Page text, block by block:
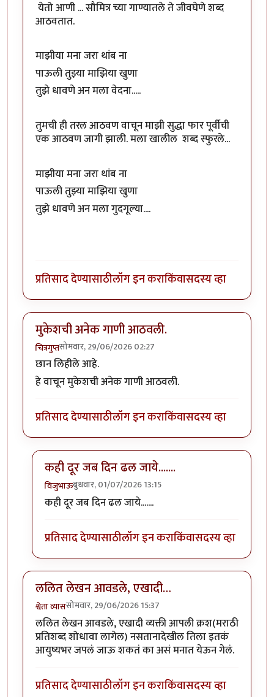
येतो आणी ... सौमित्र च्या गाण्यातले ते जीवघेणे शब्द
आठवतात.
माझीया मना जरा थांब ना
पाऊली तुझ्या माझिया खुणा
तुझे धावणे अन मला वेदना.....
तुमची ही तरल आठवण वाचून माझी सुद्धा फार पूर्वीची
एक आठवण जागी झाली. मला खालील शब्द स्फुरले...
माझीया मना जरा थांब ना
पाऊली तुझ्या माझिया खुणा
तुझे धावणे अन मला गुदगूल्या....
प्रतिसाद देण्यासाठीलॉग इन कराकिंवासदस्य व्हा
मुकेशची अनेक गाणी आठवली.
चित्रगुप्तसोमवार, 29/06/2026 02:27
छान लिहीले आहे.
हे वाचून मुकेशची अनेक गाणी आठवली.
प्रतिसाद देण्यासाठीलॉग इन कराकिंवासदस्य व्हा
कही दूर जब दिन ढल जाये.......
विजुभाऊबुधवार, 01/07/2026 13:15
In reply toमुकेशची अनेक गाणी आठवली.
कही दूर जब दिन ढल जाये.......
प्रतिसाद देण्यासाठीलॉग इन कराकिंवासदस्य व्हा
ललित लेखन आवडले, एखादी…
श्वेता व्याससोमवार, 29/06/2026 15:37
ललित लेखन आवडले, एखादी व्यक्ती आपली क्रश(मराठी
प्रतिशब्द शोधावा लागेल) नसतानादेखील तिला इतकं
आयुष्यभर जपलं जाऊ शकतं का असं मनात येऊन गेलं.
प्रतिसाद देण्यासाठीलॉग इन कराकिंवासदस्य व्हा